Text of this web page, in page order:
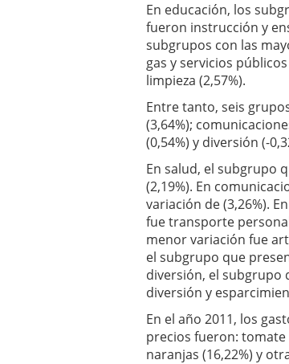
En educación, los
fueron instrucción y
subgrupos con las
gas y servicios
limpieza (2,57%).
Entre tanto, seis
(3,64%);
(0,54%) y diversión (-
En salud, el subgrupo
(2,19%). En
variación de (3,26%).
fue transporte
menor variación fue
el subgrupo que
diversión, el subgrupo
diversión y
En el año 2011, los
precios fueron: tomate
naranjas (16,22%) y